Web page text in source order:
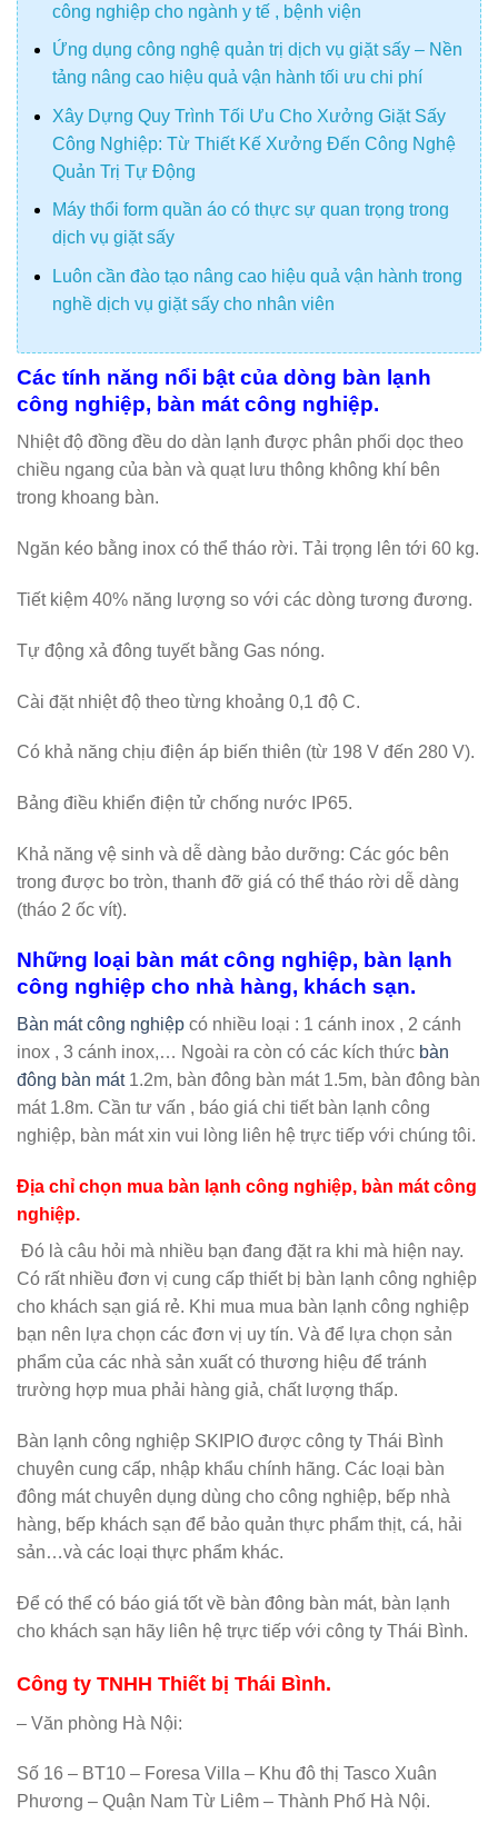
công nghiệp cho ngành y tế , bệnh viện
Ứng dụng công nghệ quản trị dịch vụ giặt sấy – Nền
tảng nâng cao hiệu quả vận hành tối ưu chi phí
Xây Dựng Quy Trình Tối Ưu Cho Xưởng Giặt Sấy
Công Nghiệp: Từ Thiết Kế Xưởng Đến Công Nghệ
Quản Trị Tự Động
Máy thổi form quần áo có thực sự quan trọng trong
dịch vụ giặt sấy
Luôn cần đào tạo nâng cao hiệu quả vận hành trong
nghề dịch vụ giặt sấy cho nhân viên
Các tính năng nổi bật của dòng bàn lạnh
công nghiệp, bàn mát công nghiệp.
Nhiệt độ đồng đều do dàn lạnh được phân phối dọc theo
chiều ngang của bàn và quạt lưu thông không khí bên
trong khoang bàn.
Ngăn kéo bằng inox có thể tháo rời. Tải trọng lên tới 60 kg.
Tiết kiệm 40% năng lượng so với các dòng tương đương.
Tự động xả đông tuyết bằng Gas nóng.
Cài đặt nhiệt độ theo từng khoảng 0,1 độ C.
Có khả năng chịu điện áp biến thiên (từ 198 V đến 280 V).
Bảng điều khiển điện tử chống nước IP65.
Khả năng vệ sinh và dễ dàng bảo dưỡng: Các góc bên
trong được bo tròn, thanh đỡ giá có thể tháo rời dễ dàng
(tháo 2 ốc vít).
Những loại bàn mát công nghiệp, bàn lạnh
công nghiệp cho nhà hàng, khách sạn.
Bàn mát công nghiệp có nhiều loại : 1 cánh inox , 2 cánh
inox , 3 cánh inox,… Ngoài ra còn có các kích thức bàn
đông bàn mát1.2m, bàn đông bàn mát 1.5m, bàn đông bàn
mát 1.8m. Cần tư vấn , báo giá chi tiết bàn lạnh công
nghiệp, bàn mát xin vui lòng liên hệ trực tiếp với chúng tôi.
Địa chỉ chọn mua bàn lạnh công nghiệp, bàn mát công
nghiệp.
Đó là câu hỏi mà nhiều bạn đang đặt ra khi mà hiện nay.
Có rất nhiều đơn vị cung cấp thiết bị bàn lạnh công nghiệp
cho khách sạn giá rẻ. Khi mua mua bàn lạnh công nghiệp
bạn nên lựa chọn các đơn vị uy tín. Và để lựa chọn sản
phẩm của các nhà sản xuất có thương hiệu để tránh
trường hợp mua phải hàng giả, chất lượng thấp.
Bàn lạnh công nghiệp SKIPIO được công ty Thái Bình
chuyên cung cấp, nhập khẩu chính hãng. Các loại bàn
đông mát chuyên dụng dùng cho công nghiệp, bếp nhà
hàng, bếp khách sạn để bảo quản thực phẩm thịt, cá, hải
sản…và các loại thực phẩm khác.
Để có thể có báo giá tốt về bàn đông bàn mát, bàn lạnh
cho khách sạn hãy liên hệ trực tiếp với công ty Thái Bình.
Công ty TNHH Thiết bị Thái Bình.
– Văn phòng Hà Nội:
Số 16 – BT10 – Foresa Villa – Khu đô thị Tasco Xuân
Phương – Quận Nam Từ Liêm – Thành Phố Hà Nội.